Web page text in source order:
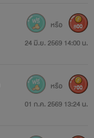
24 มิ.ย. 2569 14:00 น.
หรือ 800
01 ก.ค. 2569 13:24 น.
หรือ 700